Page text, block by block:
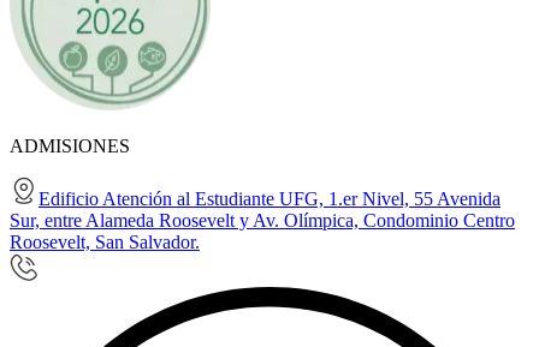
ADMISIONES
Edificio Atención al Estudiante UFG, 1.er Nivel, 55 Avenida
Sur, entre Alameda Roosevelt y Av. Olímpica, Condominio Centro
Roosevelt, San Salvador.